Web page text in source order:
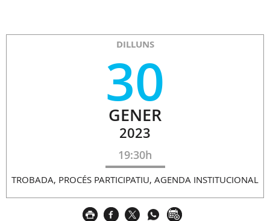
DILLUNS
30
GENER
2023
19:30h
TROBADA, PROCÉS PARTICIPATIU, AGENDA INSTITUCIONAL